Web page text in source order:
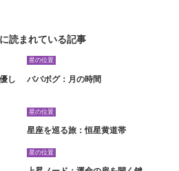
読まれている記事
し
星の位置
ババボグ：月の時間
星の位置
星座を巡る旅：恒星黄道帯
星の位置